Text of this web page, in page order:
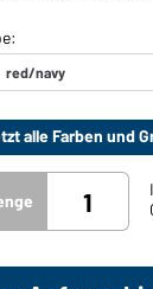
alle Farben und